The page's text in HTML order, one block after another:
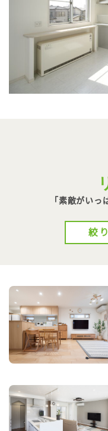
「素敵がいっ
絞